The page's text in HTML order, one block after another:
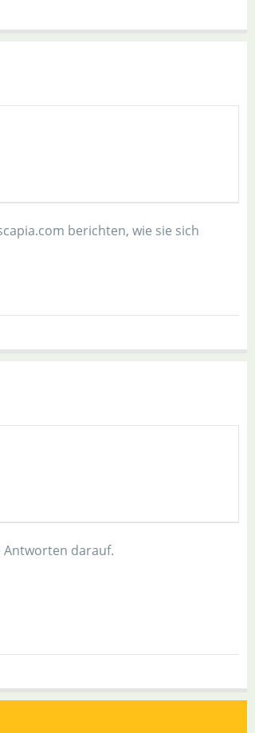
berichten, wie sie sich
Antworten darauf.